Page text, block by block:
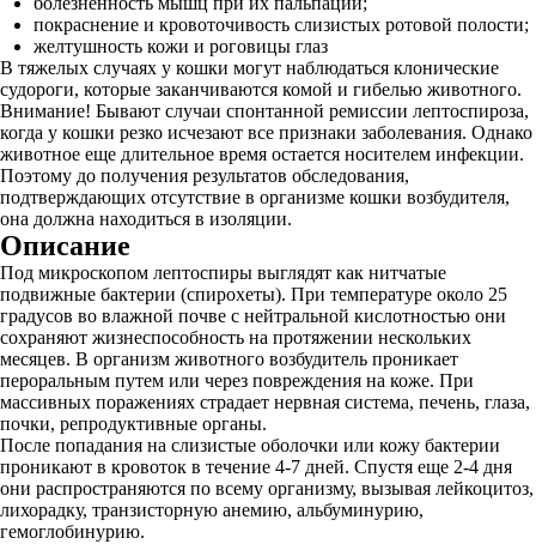
покраснение и кровоточивость слизистых ротовой полости;
желтушность кожи и роговицы глаз
В тяжелых случаях у кошки могут наблюдаться клонические
судороги, которые заканчиваются комой и гибелью животного.
Внимание! Бывают случаи спонтанной ремиссии лептоспироза,
когда у кошки резко исчезают все признаки заболевания. Однако
животное еще длительное время остается носителем инфекции.
Поэтому до получения результатов обследования,
подтверждающих отсутствие в организме кошки возбудителя,
она должна находиться в изоляции.
Описание
Под микроскопом лептоспиры выглядят как нитчатые
подвижные бактерии (спирохеты). При температуре около 25
градусов во влажной почве с нейтральной кислотностью они
сохраняют жизнеспособность на протяжении нескольких
месяцев. В организм животного возбудитель проникает
пероральным путем или через повреждения на коже. При
массивных поражениях страдает нервная система, печень, глаза,
почки, репродуктивные органы.
После попадания на слизистые оболочки или кожу бактерии
проникают в кровоток в течение 4-7 дней. Спустя еще 2-4 дня
они распространяются по всему организму, вызывая лейкоцитоз,
лихорадку, транзисторную анемию, альбуминурию,
гемоглобинурию.